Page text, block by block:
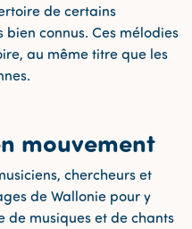
de certains
bien connus. Ces mélodies
au même titre que les
mouvement
chercheurs et
de Wallonie pour y
de musiques et de chants